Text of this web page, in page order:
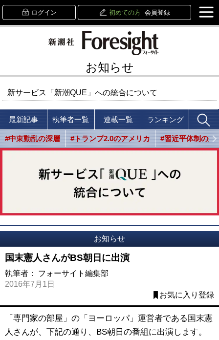
ログイン 初めての方 会員登録
お知らせ
新サービス「新潮QUE」への統合について
最新記事 執筆者一覧 連載一覧 ランキング
#中東動乱の深層 #トランプ2.0のアメリカ #習近平体制の光
お知らせ
国末憲人さんがBS朝日に出演
執筆者： フォーサイト編集部
2016年7月1日
お気に入り登録
「専門家の部屋」の「ヨーロッパ」運営者である国末憲
人さんが、下記の通り、BS朝日の番組に出演します。